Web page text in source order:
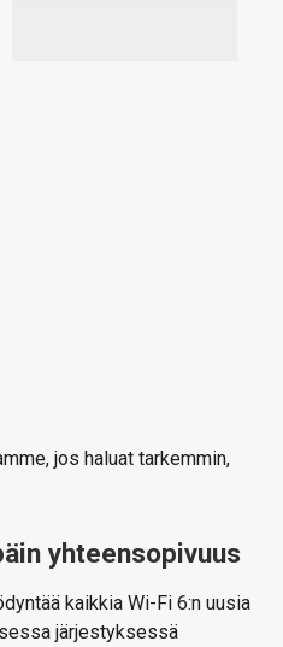
jos haluat tarkemmin,
yhteensopivuus
kaikkia Wi-Fi 6:n uusia
järjestyksessä